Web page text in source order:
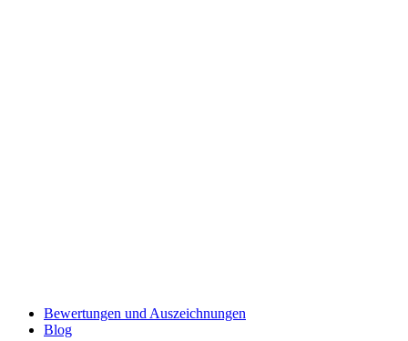
Bewertungen und Auszeichnungen
Blog